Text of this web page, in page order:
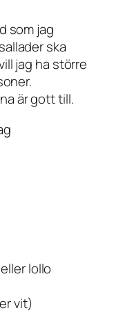
som jag
ska
jag ha större
är gott till.
lollo
vit)